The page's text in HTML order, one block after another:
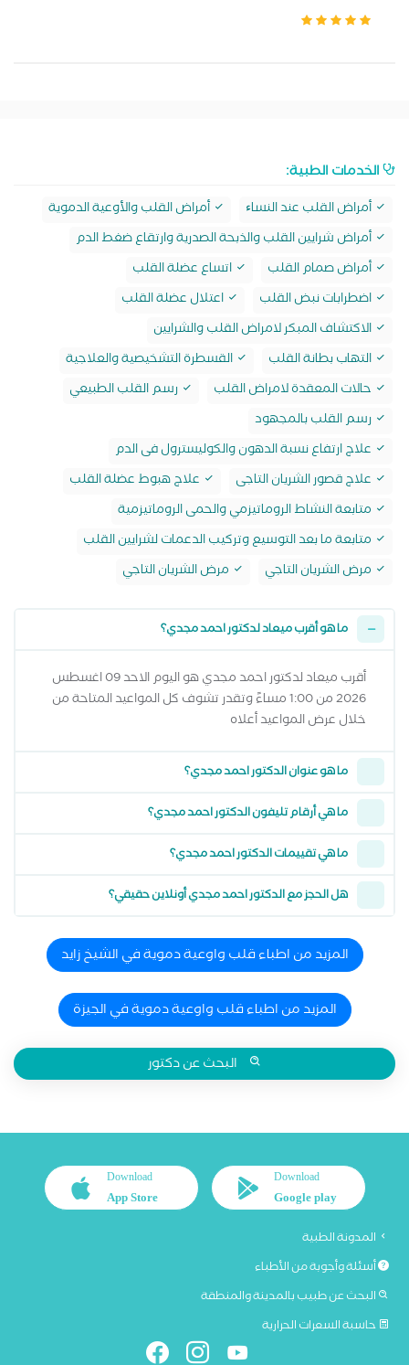
الخدمات الطبية:
أمراض القلب عند النساﺀ
أمراض القلب والأوعية الدموية
أمراض شرايين القلب والذبحة الصدرية وارتقاع ضغط الدم
أمراض صمام القلب
اتساع عضلة القلب
اضطرابات نبض القلب
اعتلال عضلة القلب
الاكتشاف المبكر لامراض القلب والشرايين
التهاب بطانة القلب
القسطرة التشخيصية والعلاجية
حالات المعقدة لامراض القلب
رسم القلب الطبيعي
رسم القلب بالمجهود
علاج ارتفاع نسبة الدهون والكوليسترول فى الدم
علاج قصور الشريان التاجى
علاج هبوط عضلة القلب
متابعة النشاط الروماتيزمي والحمى الروماتيزمية
متابعة ما بعد التوسيع وتركيب الدعمات لشرايين القلب
مرض الشريان التاجي
مرض الشريان التاجي
ما هو أقرب ميعاد لدكتور احمد مجدي؟
أقرب ميعاد لدكتور احمد مجدي هو اليوم الاحد 09 اغسطس
2026 من 1:00 مساءً وتقدر تشوف كل المواعيد المتاحة من
خلال عرض المواعيد أعلاه
ما هو عنوان الدكتور احمد مجدي؟
ما هي أرقام تليفون الدكتور احمد مجدي؟
ما هي تقييمات الدكتور احمد مجدي؟
هل الحجز مع الدكتور احمد مجدي أونلاين حقيقي؟
المزيد من اطباء قلب واوعية دموية في الشيخ زايد
المزيد من اطباء قلب واوعية دموية في الجيزة
البحث عن دكتور
Download
Google play
Download
App Store
المدونة الطبية
أسئلة وأجوبة من الأطباء
البحث عن طبيب بالمدينة والمنطقة
حاسبة السعرات الحرارية